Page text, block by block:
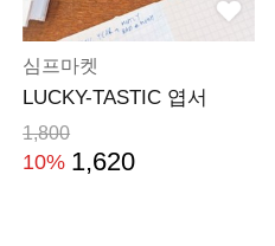
심프마켓
LUCKY-TASTIC 엽서
1,800
10% 1,620